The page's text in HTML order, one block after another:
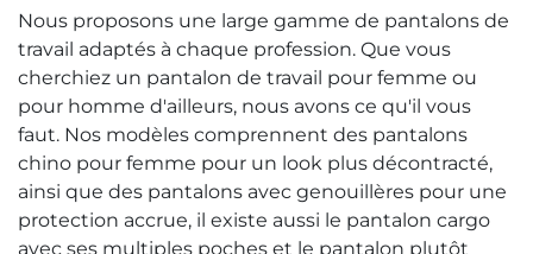
Nous proposons une large gamme de pantalons de
travail adaptés à chaque profession. Que vous
cherchiez un pantalon de travail pour femme ou
pour homme d'ailleurs, nous avons ce qu'il vous
faut. Nos modèles comprennent des pantalons
chino pour femme pour un look plus décontracté,
ainsi que des pantalons avec genouillères pour une
protection accrue, il existe aussi le pantalon cargo
avec ses multiples poches et le pantalon plutôt